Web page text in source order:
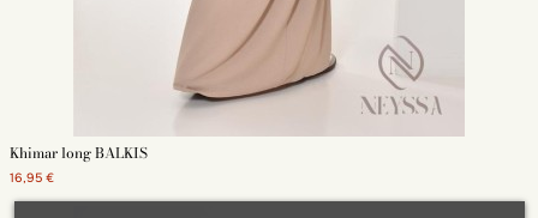
Khimar long BALKIS
16,95 €